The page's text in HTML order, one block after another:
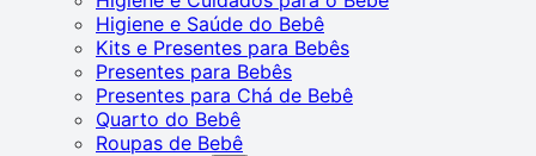
Higiene e Saúde do Bebê
Kits e Presentes para Bebês
Presentes para Bebês
Presentes para Chá de Bebê
Quarto do Bebê
Roupas de Bebê